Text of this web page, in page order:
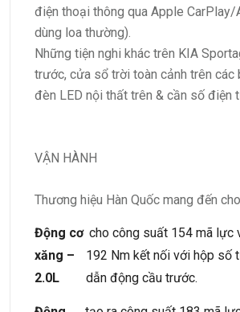
điện thoại thông qua Apple CarPlay/
dùng loa thường).
Những tiện nghi khác trên KIA
trước, cửa sổ trời toàn cảnh trên
đèn LED nội thất trên & cần số điện
VẬN HÀNH
Thương hiệu Hàn Quốc mang đến
Động cơ
xăng –
2.0L
cho công suất 154 mã lực
192 Nm kết nối với hộp số
dẫn động cầu trước.